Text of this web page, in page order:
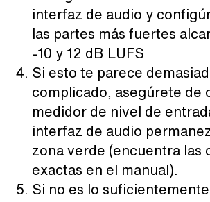
interfaz de audio y
las partes más fuertes
-10 y 12 dB LUFS
Si esto te parece
complicado, asegúrete de
medidor de nivel de
interfaz de audio
zona verde (encuentra las
exactas en el manual).
Si no es lo